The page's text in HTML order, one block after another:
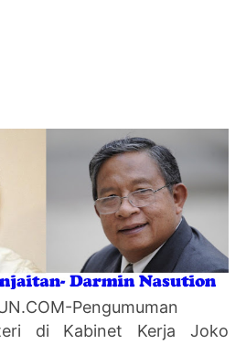
Pengumuman
di Kabinet Kerja Joko